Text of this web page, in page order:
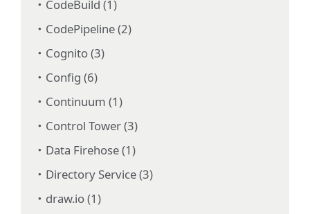
CodeBuild (1)
CodePipeline (2)
Cognito (3)
Config (6)
Continuum (1)
Control Tower (3)
Data Firehose (1)
Directory Service (3)
draw.io (1)